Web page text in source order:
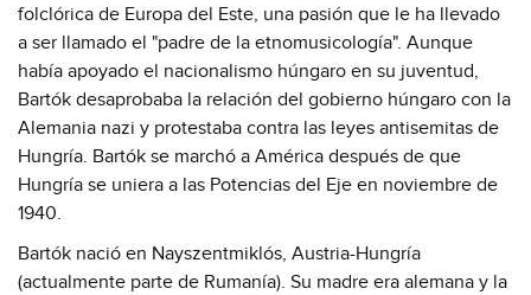
folclórica de Europa del Este, una pasión que le ha llevado
a ser llamado el "padre de la etnomusicología". Aunque
había apoyado el nacionalismo húngaro en su juventud,
Bartók desaprobaba la relación del gobierno húngaro con la
Alemania nazi y protestaba contra las leyes antisemitas de
Hungría. Bartók se marchó a América después de que
Hungría se uniera a las Potencias del Eje en noviembre de
1940.
Bartók nació en Nayszentmiklós, Austria-Hungría
(actualmente parte de Rumanía). Su madre era alemana y la